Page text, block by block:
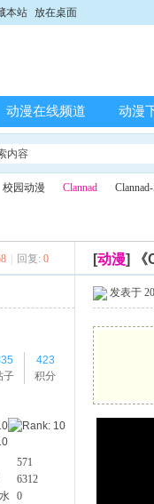
本站 放在桌面
动漫在线频道 动漫
校园动漫
›
Clannad
›
回复: 0 [动漫]
子
423
积分
571
6312
0
发表于